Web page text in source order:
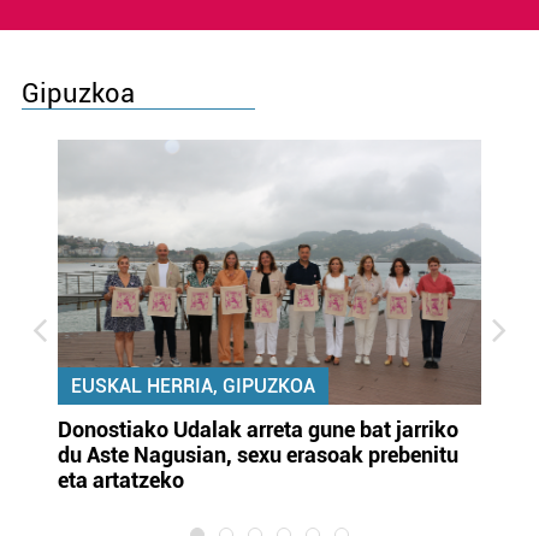
Gipuzkoa
EUSKAL HERRIA, GIPUZKOA
Donostiako Udalak arreta gune bat jarriko
du Aste Nagusian, sexu erasoak prebenitu
eta artatzeko